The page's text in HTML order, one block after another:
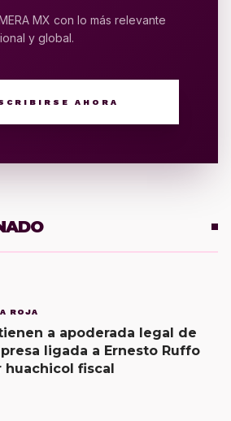
MX con lo más relevante
y global.
AHORA
ROJA
a apoderada legal de
ligada a Ernesto Ruffo
huachicol fiscal